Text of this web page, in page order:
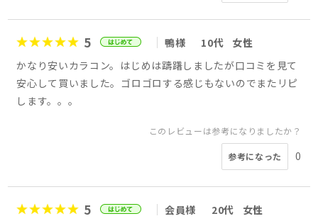
5 鴨様 10代
女性
かなり安いカラコン。はじめは躊躇しましたが口コミを見て
安心して買いました。ゴロゴロする感じもないのでまたリピ
します。。。
このレビューは参考になりましたか？
参考になった 0
5 会員様 20代
女性